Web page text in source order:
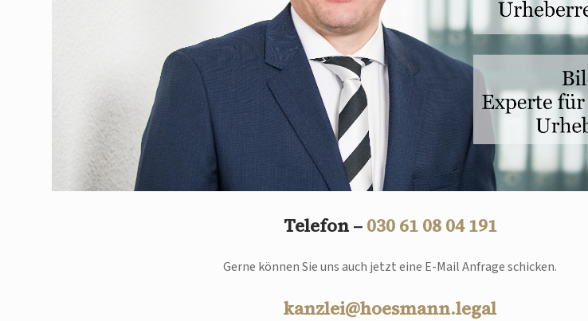
Telefon – 030 61 08 04 191
Gerne können Sie uns auch jetzt eine E-Mail Anfrage schicken.
kanzlei@hoesmann.legal